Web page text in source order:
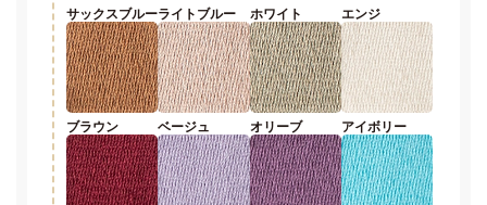
サックスブルーライトブルー ホワイト エンジ
ブラウン ベージュ オリーブ アイボリー